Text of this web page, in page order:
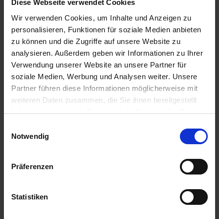
Diese Webseite verwendet Cookies
Wir verwenden Cookies, um Inhalte und Anzeigen zu
personalisieren, Funktionen für soziale Medien anbieten
zu können und die Zugriffe auf unsere Website zu
analysieren. Außerdem geben wir Informationen zu Ihrer
Verwendung unserer Website an unsere Partner für
soziale Medien, Werbung und Analysen weiter. Unsere
Partner führen diese Informationen möglicherweise mit
weiteren Daten zusammen, die Sie ihnen bereitgestellt
haben oder die sie im Rahmen Ihrer Nutzung der Dienste
Notwendig
Präferenzen
Statistiken
Preis auf Anfrage
DKC 4539
Nicht lieferbar
Erhältlich zur Saison 2026/27
Preis auf Anfrage
1 2 3 Artikel pro Seite
Maissaatgut der Reifegruppe